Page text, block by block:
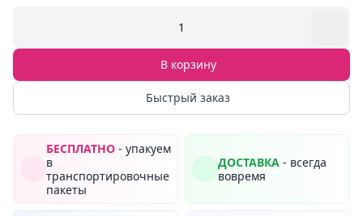
1
В корзину
Быстрый заказ
БЕСПЛАТНО - упакуем
в
транспортировочные
пакеты
ДОСТАВКА - всегда
вовремя